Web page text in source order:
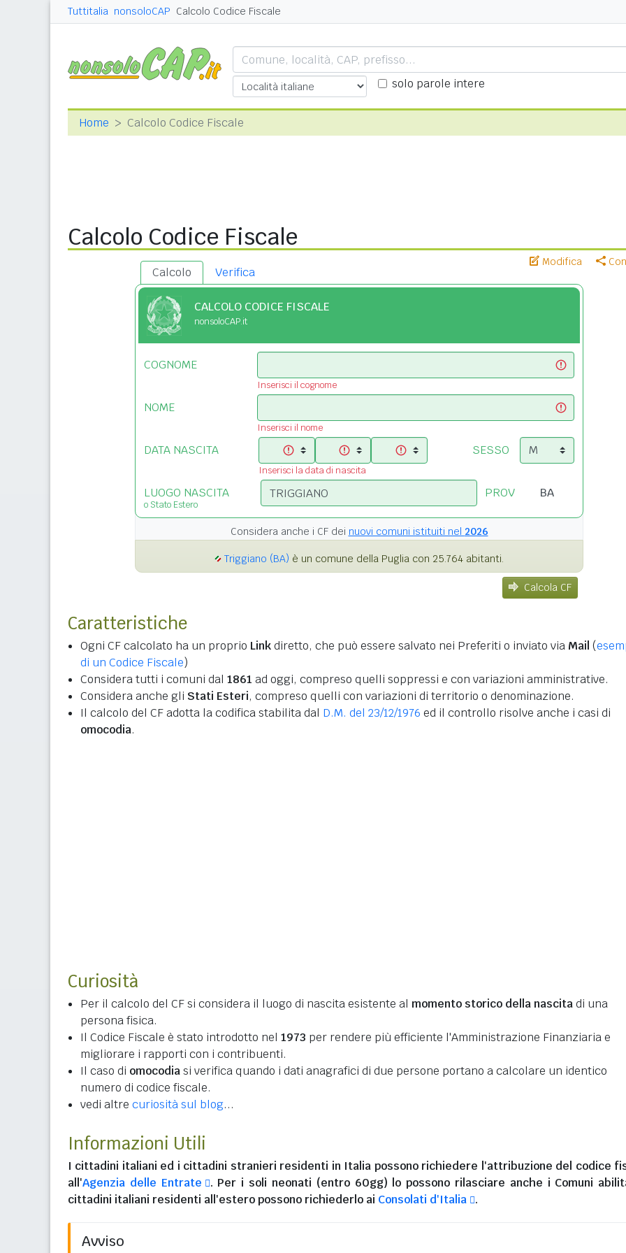
Tuttitalia nonsoloCAP Calcolo Codice Fiscale
solo parole intere
Home Calcolo Codice Fiscale
Calcolo Codice Fiscale
Modifica
Calcolo Verifica
CALCOLO CODICE FISCALE
nonsoloCAP.it
COGNOME
Inserisci il cognome
NOME
Inserisci il nome
DATA NASCITA
Inserisci la data di nascita
SESSO
LUOGO NASCITA
o Stato Estero
PROV
Considera anche i CF dei nuovi comuni istituiti nel 2026
Triggiano (BA) è un comune della Puglia con 25.764 abitanti.
Calcola CF
Caratteristiche
Ogni CF calcolato ha un proprio Linkdiretto, che può essere salvato nei Preferiti o inviato via Mail (
di un Codice Fiscale)
Considera tutti i comuni dal 1861 ad oggi, compreso quelli soppressi e con variazioni amministrative.
Considera anche gli Stati Esteri, compreso quelli con variazioni di territorio o denominazione.
Il calcolo del CF adotta la codifica stabilita dal D.M. del 23/12/1976 ed il controllo risolve anche i casi di
omocodia.
Curiosità
Per il calcolo del CF si considera il luogo di nascita esistente al momento storico della nascitadi una
persona fisica.
Il Codice Fiscale è stato introdotto nel 1973 per rendere più efficiente l'Amministrazione Finanziaria e
migliorare i rapporti con i contribuenti.
Il caso di omocodiasi verifica quando i dati anagrafici di due persone portano a calcolare un identico
numero di codice fiscale.
vedi altre curiosità sul blog...
Informazioni Utili
I cittadini italiani ed i cittadini stranieri residenti in Italia possono richiedere l'attribuzione del codice
all'Agenzia delle Entrate
. Per i soli neonati (entro 60gg) lo possono rilasciare anche i Comuni
cittadini italiani residenti all'esteropossono richiederlo ai Consolati d'Italia .
Avviso